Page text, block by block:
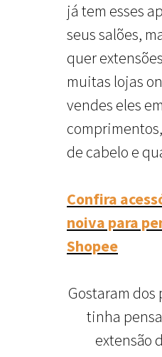
já tem esses
seus salões,
quer
muitas lojas
vendes eles
de cabelo e
Confira
noiva para
Shopee
Gostaram dos
tinha
extensão